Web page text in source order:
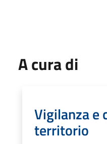
A cura di
Vigilanza e
territorio